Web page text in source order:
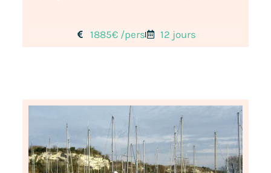
1885€ /pers 12 jours